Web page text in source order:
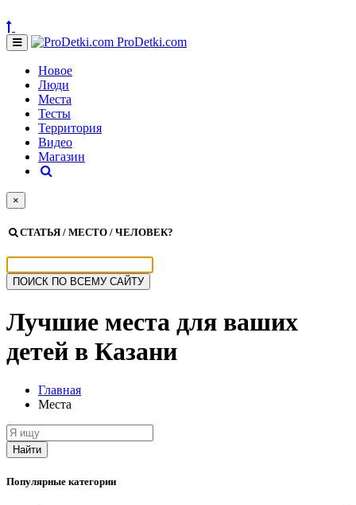
ProDetki.com
Новое
Люди
Места
Тесты
Территория
Видео
Магазин
×
СТАТЬЯ / МЕСТО / ЧЕЛОВЕК?
Лучшие места для ваших
детей в Казани
Главная
Места
Я
ищу
Найти
Популярные категории